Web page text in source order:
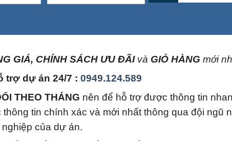
GIÁ, CHÍNH SÁCH ƯU ĐÃIvà GIỎ HÀNG mới
trợ dự án 24/7 :0949.124.589
THEO THÁNG nên để hỗ trợ được thông tin
tin chính xác và mới nhất thông qua đội ngũ
nghiệp của dự án.